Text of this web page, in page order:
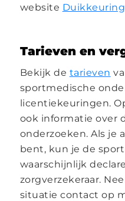
website
Tarieven en
Bekijk de tarieven
sportmedische
licentiekeuringen.
ook informatie over
onderzoeken. Als je
bent, kun je de
waarschijnlijk
zorgverzekeraar.
situatie contact op